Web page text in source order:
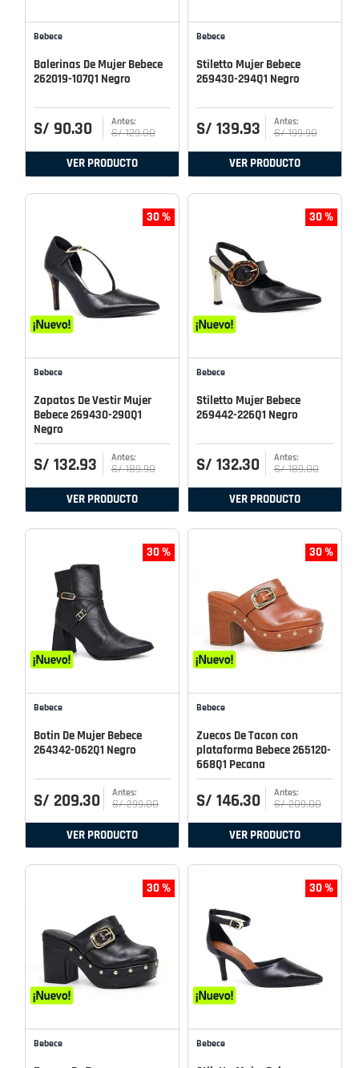
Bebece
Balerinas De Mujer Bebece
262019-107Q1 Negro
S/ 90.30 S/ 129.00
VER PRODUCTO
Bebece
Stiletto Mujer Bebece
269430-294Q1 Negro
S/ 139.93 S/ 199.90
VER PRODUCTO
30 %
Bebece
Zapatos De Vestir Mujer
Bebece 269430-290Q1
Negro
S/ 132.93 S/ 189.90
VER PRODUCTO
30 %
Bebece
Stiletto Mujer Bebece
269442-226Q1 Negro
S/ 132.30 S/ 189.00
VER PRODUCTO
30 %
Bebece
Botin De Mujer Bebece
264342-062Q1 Negro
S/ 209.30 S/ 299.00
VER PRODUCTO
30 %
Bebece
Zuecos De Tacon con
plataforma Bebece 265120-
668Q1 Pecana
S/ 146.30 S/ 209.00
VER PRODUCTO
30 %
Bebece
30 %
Bebece